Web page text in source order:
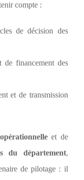
compte :
de décision des
de financement des
et de transmission
et de
du département,
de pilotage : il